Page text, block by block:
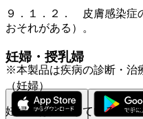
９．１．２． 皮膚感染症
おそれがある）。
妊婦・授乳婦
（妊婦）
妊婦又は妊娠している可能
※本製品は疾病の診断・治